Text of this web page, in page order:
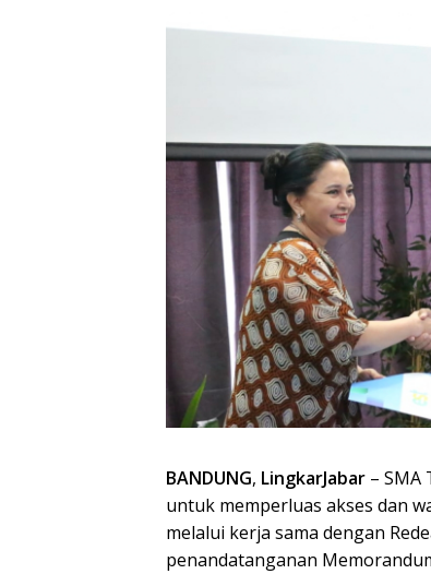
BANDUNG, LingkarJabar –
untuk memperluas akses dan
melalui kerja sama dengan
penandatanganan